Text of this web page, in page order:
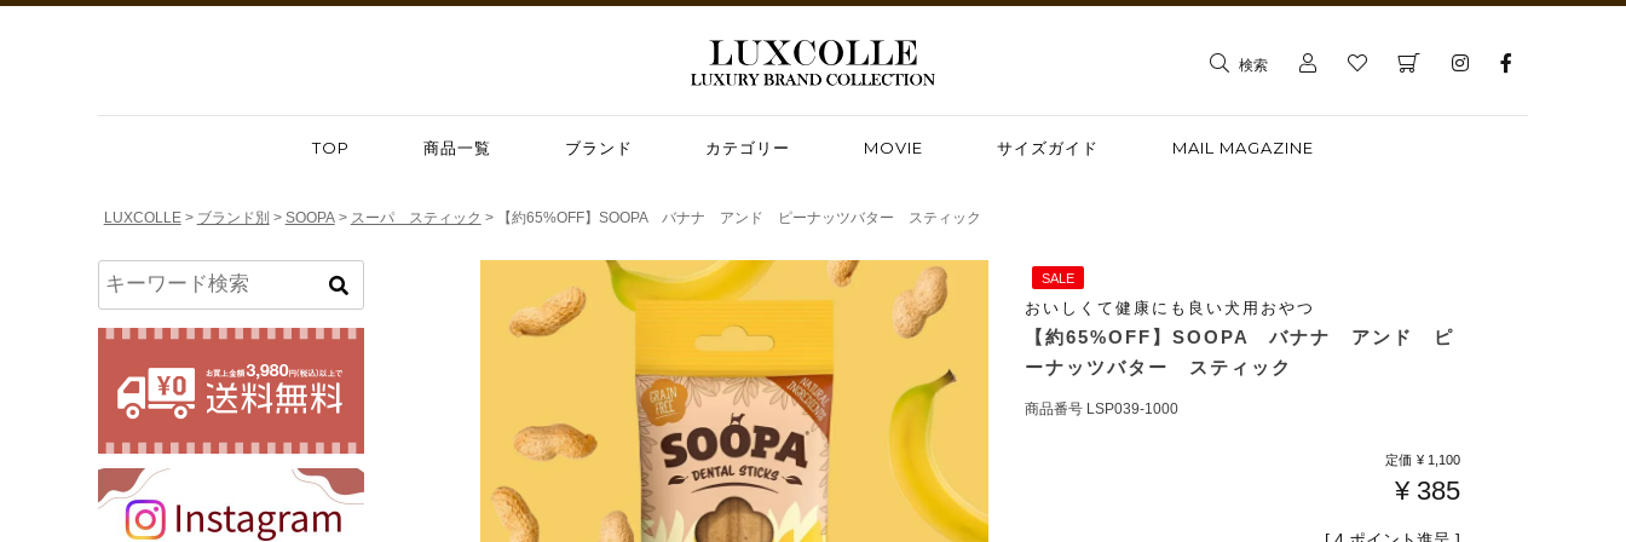
検索
TOP 商品一覧 ブランド カテゴリー MOVIE サイズガイド MAIL MAGAZINE
LUXCOLLE ブランド別 SOOPA スーパ スティック 【約65%OFF】SOOPA バナナ アンド ピーナッツバター スティック
SALE
おいしくて健康にも良い犬用おやつ
【約65%OFF】SOOPA バナナ アンド ピ
ーナッツバター スティック
商品番号 LSP039-1000
定価 ¥ 1,100
¥ 385